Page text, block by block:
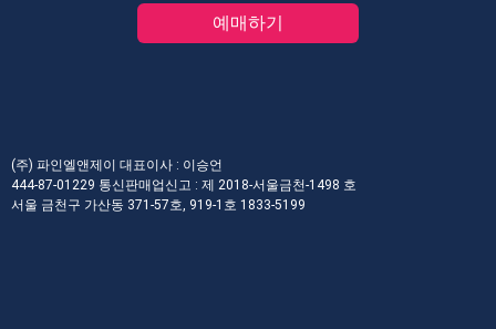
예매하기
(주) 파인엘앤제이 대표이사 : 이승언
444-87-01229 통신판매업신고 : 제 2018-서울금천-1498 호
서울 금천구 가산동 371-57호, 919-1호 1833-5199